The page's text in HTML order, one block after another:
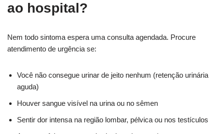
ao hospital?
Nem todo sintoma espera uma consulta agendada. Procure
atendimento de urgência se:
Você não consegue urinar de jeito nenhum (retenção urinária
aguda)
Houver sangue visível na urina ou no sêmen
Sentir dor intensa na região lombar, pélvica ou nos testículos